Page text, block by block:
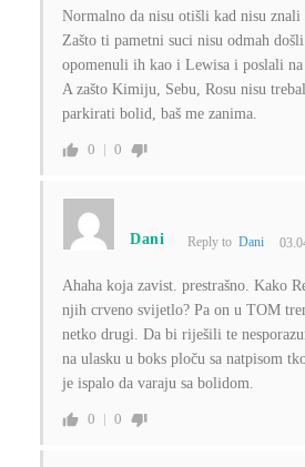
Normalno da nisu otišli kad nisu znali
Zašto ti pametni suci nisu odmah
opomenuli ih kao i Lewisa i poslali na
A zašto Kimiju, Sebu, Rosu nisu
parkirati bolid, baš me zanima.
0 0
Dani Reply to Dani
Ahaha koja zavist. prestrašno. Kako
njih crveno svijetlo? Pa on u TOM
netko drugi. Da bi riješili te
na ulasku u boks ploču sa natpisom
je ispalo da varaju sa bolidom.
0 0